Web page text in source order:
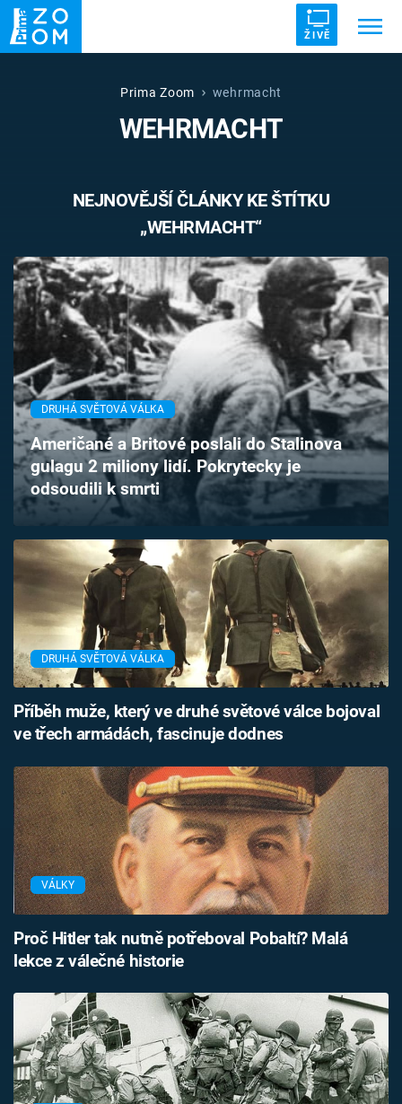
ŽIVĚ
UFO DRUHÁ SVĚTOVÁ VÁLKA
VETŘELCI DÁVNOVĚKU
Témata
Pořady
TV Program
Časopis
Sledujte prima+
Přihlášení
Sledujte nás
Prima Zoom wehrmacht
WEHRMACHT
NEJNOVĚJŠÍ ČLÁNKY KE ŠTÍTKU
„WEHRMACHT“
DRUHÁ SVĚTOVÁ VÁLKA
Američané a Britové poslali do Stalinova
gulagu 2 miliony lidí. Pokrytecky je
odsoudili k smrti
DRUHÁ SVĚTOVÁ VÁLKA
Příběh muže, který ve druhé světové válce bojoval
ve třech armádách, fascinuje dodnes
VÁLKY
Proč Hitler tak nutně potřeboval Pobaltí? Malá
lekce z válečné historie